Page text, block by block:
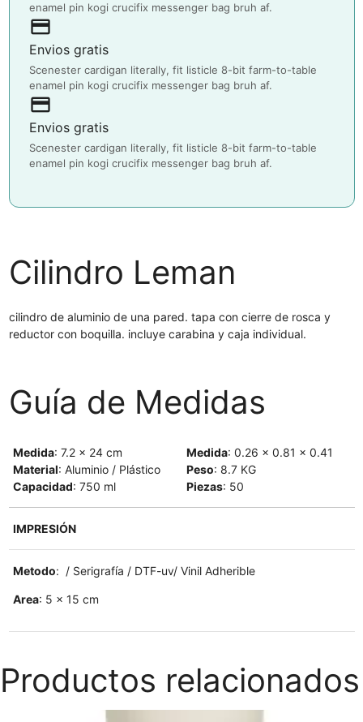
enamel pin kogi crucifix messenger bag bruh af.
payment
Envios gratis
Scenester cardigan literally, fit listicle 8-bit farm-to-table
enamel pin kogi crucifix messenger bag bruh af.
payment
Envios gratis
Scenester cardigan literally, fit listicle 8-bit farm-to-table
enamel pin kogi crucifix messenger bag bruh af.
Cilindro Leman
cilindro de aluminio de una pared. tapa con cierre de rosca y
reductor con boquilla. incluye carabina y caja individual.
Guía de Medidas
Medida: 7.2 x 24 cm
Material: Aluminio / Plástico
Capacidad: 750 ml
Medida: 0.26 x 0.81 x 0.41
Peso: 8.7 KG
Piezas: 50
IMPRESIÓN
Metodo: / Serigrafía / DTF-uv/ Vinil Adherible
Area: 5 x 15 cm
Productos relacionados